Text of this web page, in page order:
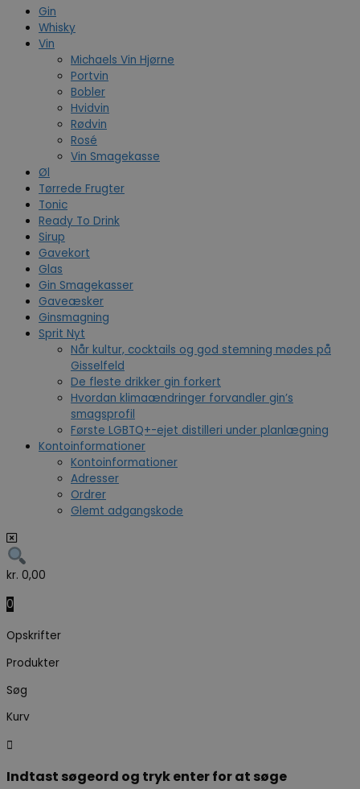
Gin
Whisky
Vin
Michaels Vin Hjørne
Portvin
Bobler
Hvidvin
Rødvin
Rosé
Vin Smagekasse
Øl
Tørrede Frugter
Tonic
Ready To Drink
Sirup
Gavekort
Glas
Gin Smagekasser
Gaveæsker
Ginsmagning
Sprit Nyt
Når kultur, cocktails og god stemning mødes på
Gisselfeld
De fleste drikker gin forkert
Hvordan klimaændringer forvandler gin’s
smagsprofil
Første LGBTQ+-ejet distilleri under planlægning
Kontoinformationer
Kontoinformationer
Adresser
Ordrer
Glemt adgangskode
kr. 0,00
0
Opskrifter
Produkter
Søg
Kurv
Indtast søgeord og tryk enter for at søge